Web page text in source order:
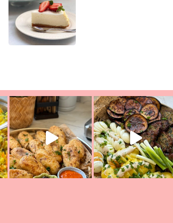
מה לחדש לכם ונראה
אורז יצירתי לתשעת הימים ולכבוד שבת קודשלמתכון
פיצה של תשעת הימים ולמה היא